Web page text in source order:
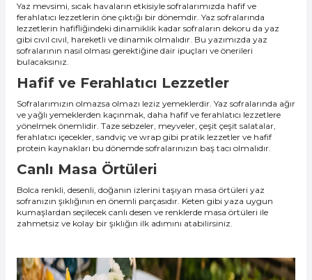
Yaz mevsimi, sıcak havaların etkisiyle sofralarımızda hafif ve
ferahlatıcı lezzetlerin öne çıktığı bir dönemdir. Yaz sofralarında
lezzetlerin hafifliğindeki dinamiklik kadar sofraların dekoru da yaz
gibi cıvıl cıvıl, hareketli ve dinamik olmalıdır. Bu yazımızda yaz
sofralarının nasıl olması gerektiğine dair ipuçları ve önerileri
bulacaksınız.
Hafif ve Ferahlatıcı Lezzetler
Sofralarımızın olmazsa olmazı leziz yemeklerdir. Yaz sofralarında ağır
ve yağlı yemeklerden kaçınmak, daha hafif ve ferahlatıcı lezzetlere
yönelmek önemlidir. Taze sebzeler, meyveler, çeşit çeşit salatalar,
ferahlatıcı içecekler, sandviç ve wrap gibi pratik lezzetler ve hafif
protein kaynakları bu dönemde sofralarınızın baş tacı olmalıdır.
Canlı Masa Örtüleri
Bolca renkli, desenli, doğanın izlerini taşıyan masa örtüleri yaz
sofranızın şıklığının en önemli parçasıdır. Keten gibi yaza uygun
kumaşlardan seçilecek canlı desen ve renklerde masa örtüleri ile
zahmetsiz ve kolay bir şıklığın ilk adımını atabilirsiniz.